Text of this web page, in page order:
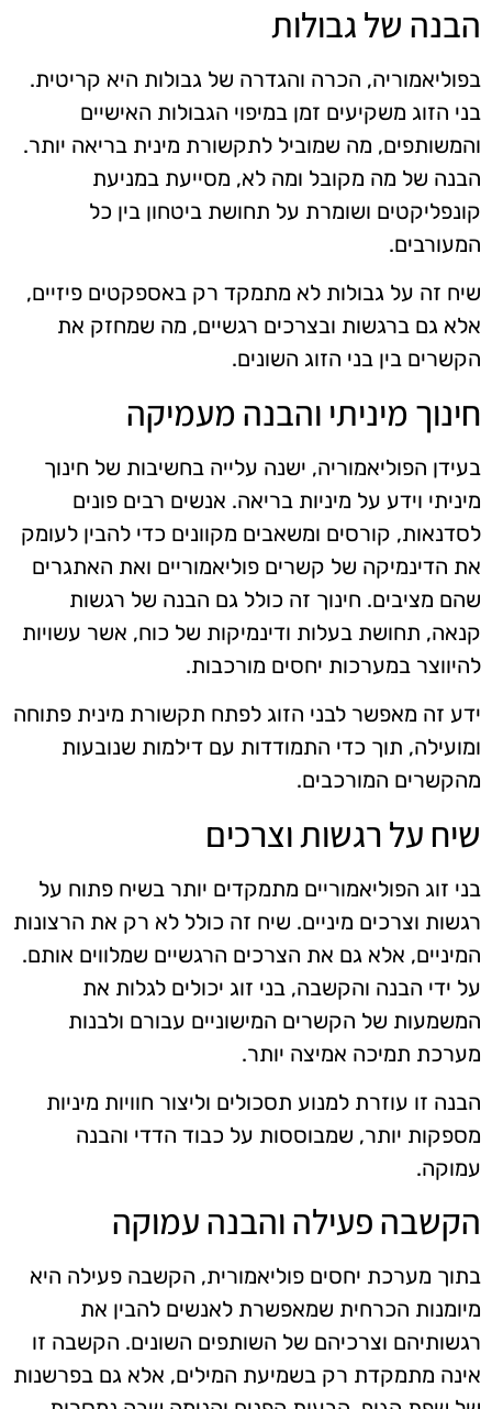
הבנה של גבולות
בפוליאמוריה, הכרה והגדרה של גבולות היא קריטית.
בני הזוג משקיעים זמן במיפוי הגבולות האישיים
והמשותפים, מה שמוביל לתקשורת מינית בריאה יותר.
הבנה של מה מקובל ומה לא, מסייעת במניעת
קונפליקטים ושומרת על תחושת ביטחון בין כל
המעורבים.
שיח זה על גבולות לא מתמקד רק באספקטים פיזיים,
אלא גם ברגשות ובצרכים רגשיים, מה שמחזק את
הקשרים בין בני הזוג השונים.
חינוך מיניתי והבנה מעמיקה
בעידן הפוליאמוריה, ישנה עלייה בחשיבות של חינוך
מיניתי וידע על מיניות בריאה. אנשים רבים פונים
לסדנאות, קורסים ומשאבים מקוונים כדי להבין לעומק
את הדינמיקה של קשרים פוליאמוריים ואת האתגרים
שהם מציבים. חינוך זה כולל גם הבנה של רגשות
קנאה, תחושת בעלות ודינמיקות של כוח, אשר עשויות
להיווצר במערכות יחסים מורכבות.
ידע זה מאפשר לבני הזוג לפתח תקשורת מינית פתוחה
ומועילה, תוך כדי התמודדות עם דילמות שנובעות
מהקשרים המורכבים.
שיח על רגשות וצרכים
בני זוג הפוליאמוריים מתמקדים יותר בשיח פתוח על
רגשות וצרכים מיניים. שיח זה כולל לא רק את הרצונות
המיניים, אלא גם את הצרכים הרגשיים שמלווים אותם.
על ידי הבנה והקשבה, בני זוג יכולים לגלות את
המשמעות של הקשרים המישוניים עבורם ולבנות
מערכת תמיכה אמיצה יותר.
הבנה זו עוזרת למנוע תסכולים וליצור חוויות מיניות
מספקות יותר, שמבוססות על כבוד הדדי והבנה
עמוקה.
הקשבה פעילה והבנה עמוקה
בתוך מערכת יחסים פוליאמורית, הקשבה פעילה היא
מיומנות הכרחית שמאפשרת לאנשים להבין את
רגשותיהם וצרכיהם של השותפים השונים. הקשבה זו
אינה מתמקדת רק בשמיעת המילים, אלא גם בפרשנות